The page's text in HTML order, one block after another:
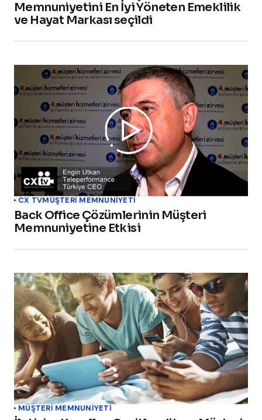
Memnuniyetini En İyi Yöneten Emeklilik
ve Hayat Markası seçildi
CX TVMÜŞTERI MEMNUNIYETI
Back Office Çözümlerinin Müşteri
Memnuniyetine Etkisi
MÜŞTERI MEMNUNIYETI